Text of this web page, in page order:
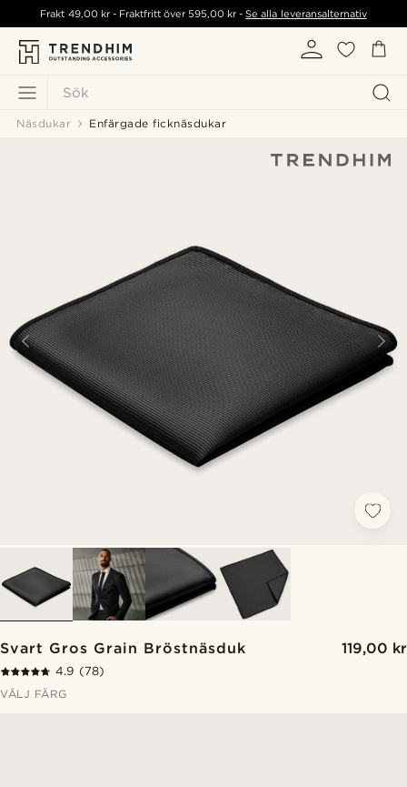
Sök
Frakt 49,00 kr- Fraktfritt över595,00 kr -Se alla leveransalternativ
Näsdukar Enfärgade ficknäsdukar
Svart Gros Grain Bröstnäsduk 119,00 kr
4.9 (78)
VÄLJ FÄRG